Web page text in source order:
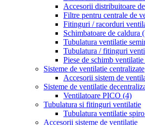
Accesorii distribuitoare
Filtre pentru centrale de
Fitinguri / racorduri
Schimbatoare de caldura
Tubulatura ventilatie
Tubulatura / fitinguri
Piese de schimb
Sisteme de ventilatie centralizate
Accesorii sistem de
Sisteme de ventilatie
Ventilatoare PICO (4)
Tubulatura si fitinguri ventilatie
Tubulatura ventilatie spiro
Accesorii sisteme de ventilatie